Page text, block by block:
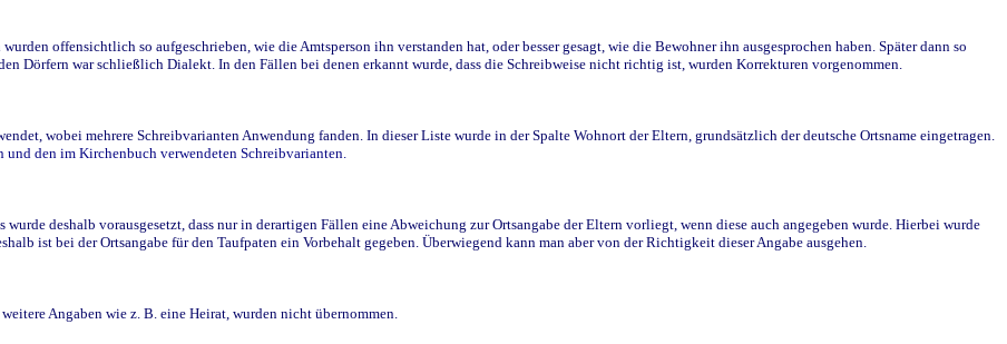
offensichtlich so aufgeschrieben, wie die Amtsperson ihn verstanden hat, oder besser gesagt, wie die Bewohner ihn ausgesprochen haben. Später dann so
Dörfern war schließlich Dialekt. In den Fällen bei denen erkannt wurde, dass die Schreibweise nicht richtig ist, wurden Korrekturen vorgenommen.
wobei mehrere Schreibvarianten Anwendung fanden. In dieser Liste wurde in der Spalte Wohnort der Eltern, grundsätzlich der deutsche Ortsname eingetragen.
den im Kirchenbuch verwendeten Schreibvarianten.
deshalb vorausgesetzt, dass nur in derartigen Fällen eine Abweichung zur Ortsangabe der Eltern vorliegt, wenn diese auch angegeben wurde. Hierbei wurde
ist bei der Ortsangabe für den Taufpaten ein Vorbehalt gegeben. Überwiegend kann man aber von der Richtigkeit dieser Angabe ausgehen.
Angaben wie z. B. eine Heirat, wurden nicht übernommen.